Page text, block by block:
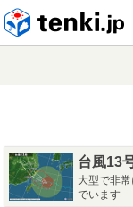
台風13
大型で非
でいます